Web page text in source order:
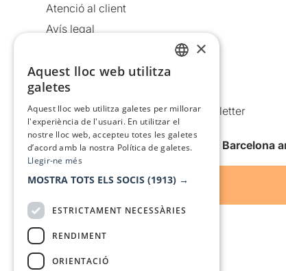
Atenció al client
Avís legal
Política de cookies
Condicions d’ús
Comunicacions comercials i Newsletter
Anuncia’t
Vull rebre la newsletter de Teatre Barcelona
Amb el suport de
×
Aquest lloc web utilitza
galetes
Aquest lloc web utilitza galetes per millorar
l'experiència de l'usuari. En utilitzar el
nostre lloc web, accepteu totes les galetes
d’acord amb la nostra Política de galetes.
Llegir-ne més
MOSTRA TOTS ELS SOCIS (1913) →
ESTRICTAMENT NECESSÀRIES
RENDIMENT
ORIENTACIÓ